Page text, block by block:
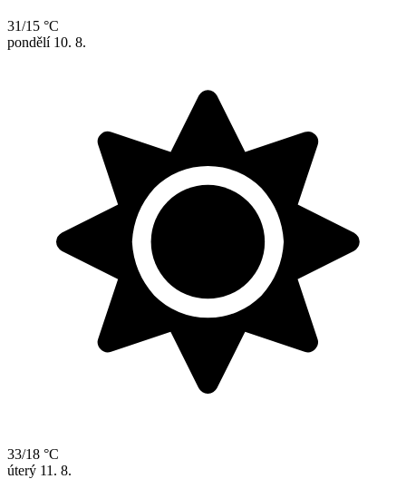
31/15 °C
pondělí 10. 8.
33/18 °C
úterý 11. 8.